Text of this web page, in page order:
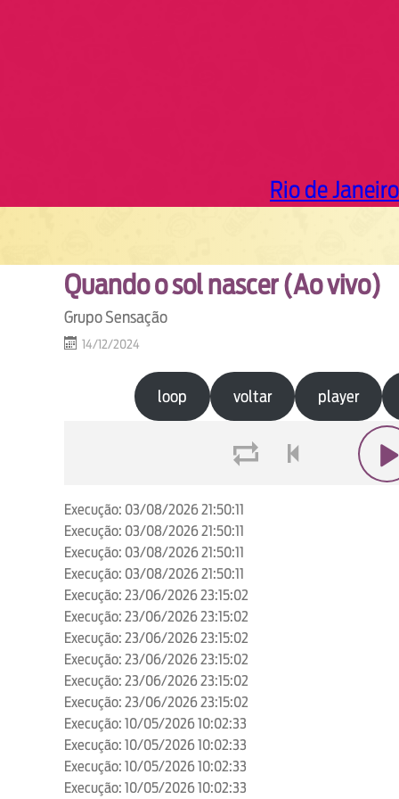
Rio de Janeiro
Quando o sol nascer (Ao vivo)
Grupo Sensação
14/12/2024
loop voltar player
Execução: 03/08/2026 21:50:11
Execução: 03/08/2026 21:50:11
Execução: 03/08/2026 21:50:11
Execução: 03/08/2026 21:50:11
Execução: 23/06/2026 23:15:02
Execução: 23/06/2026 23:15:02
Execução: 23/06/2026 23:15:02
Execução: 23/06/2026 23:15:02
Execução: 23/06/2026 23:15:02
Execução: 23/06/2026 23:15:02
Execução: 10/05/2026 10:02:33
Execução: 10/05/2026 10:02:33
Execução: 10/05/2026 10:02:33
Execução: 10/05/2026 10:02:33